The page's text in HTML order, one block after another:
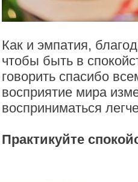
Как и эмпатия,
чтобы быть в
говорить спасибо
восприятие мира
восприниматься
Практикуйте